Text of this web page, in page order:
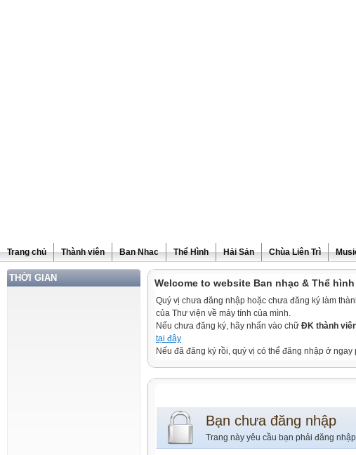
Trang chủ Thành viên Ban Nhac Thể Hình Hải Sản Chùa Liên Trì
THỜI GIAN Welcome to website Ban nhạc & Thể
Quý vị chưa đăng nhập hoặc chưa đăng ký làm
của Thư viện về máy tính của mình.
Nếu chưa đăng ký, hãy nhấn vào chữ ĐK thành
tại đây
Nếu đã đăng ký rồi, quý vị có thể đăng nhập ở ngay
Bạn chưa đăng nhập
Trang này yêu cầu bạn phải đăng